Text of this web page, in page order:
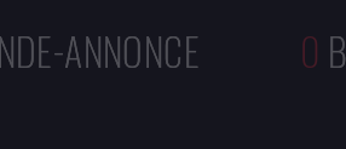
ANNONCE 0